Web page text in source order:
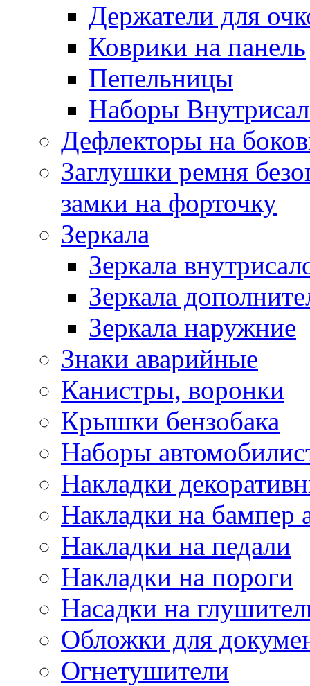
Держатели для
Коврики на панель
Пепельницы
Наборы
Дефлекторы на
Заглушки ремня
замки на форточку
Зеркала
Зеркала
Зеркала
Зеркала наружние
Знаки аварийные
Канистры, воронки
Крышки бензобака
Наборы
Накладки
Накладки на бампер
Накладки на педали
Накладки на пороги
Насадки на
Обложки для
Огнетушители